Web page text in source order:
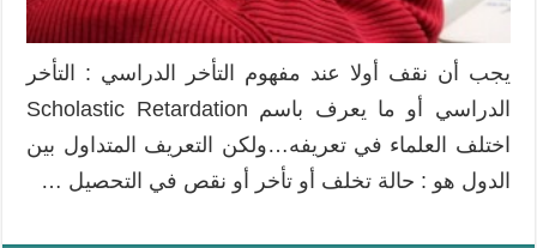
يجب أن نقف أولا عند مفهوم التأخر الدراسي : التأخر
الدراسي أو ما يعرف باسم Scholastic Retardation
اختلف العلماء في تعريفه…ولكن التعريف المتداول بين
الدول هو : حالة تخلف أو تأخر أو نقص في التحصيل …